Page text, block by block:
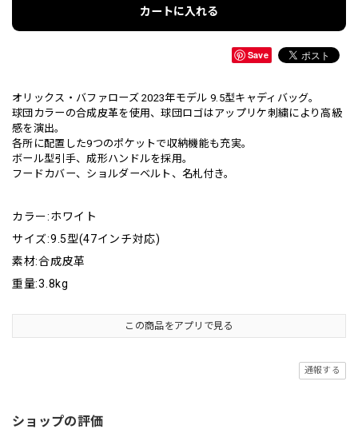
カートに入れる
Save
オリックス・バファローズ 2023年モデル 9.5型キャディバッグ。
球団カラーの合成皮革を使用、球団ロゴはアップリケ刺繍により高級
感を演出。
各所に配置した9つのポケットで収納機能も充実。
ボール型引手、成形ハンドルを採用。
フードカバー、ショルダーベルト、名札付き。
カラー:ホワイト
サイズ:9.5型(47インチ対応)
素材:合成皮革
重量:3.8kg
この商品をアプリで見る
通報する
ショップの評価